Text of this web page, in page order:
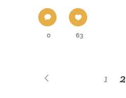
0 63
1 2